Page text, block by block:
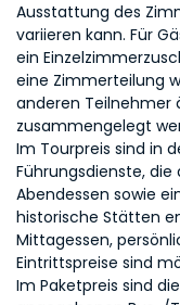
Ausstattung des
variieren kann. Für
ein
eine Zimmerteilung
anderen Teilnehmer
zusammengelegt
Im Tourpreis sind in
Führungsdienste,
Abendessen sowie
historische Stätten
Mittagessen,
Eintrittspreise sind
Im Paketpreis sind